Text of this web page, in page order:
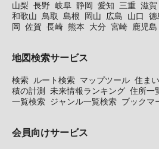
山梨 長野 岐阜 静岡 愛知 三重 滋賀
和歌山
鳥取 島根 岡山 広島 山口 徳
岡
佐賀 長崎 熊本 大分 宮崎 鹿児島
地図検索サービス
検索 ルート検索 マップツール 住ま
積の計測
未来情報ランキング 住所一
一覧検索 ジャンル一覧検索 ブックマ
会員向けサービス